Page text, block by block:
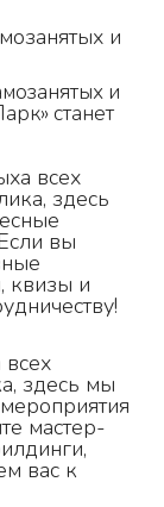
и
станет
всех
здесь
вы
квизы и
здесь мы
мастер-
вас к